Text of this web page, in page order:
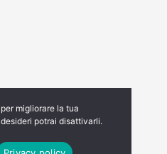
riservati |Credits
migliorare la tua
potrai disattivarli.